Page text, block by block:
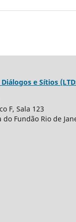
e Sítios
F, Sala 123
Fundão Rio de